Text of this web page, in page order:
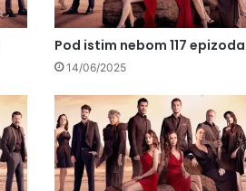
Pod istim nebom 117 epizoda
14/06/2025